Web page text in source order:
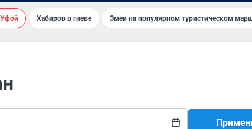
Хабиров в гневе Змеи на популярном туристическом